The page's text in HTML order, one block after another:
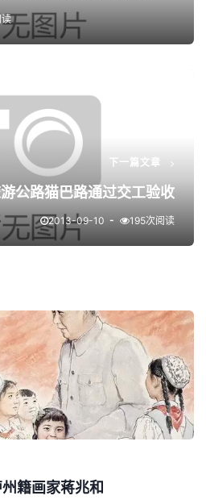
下一篇文章
公路猫巴路通过交工验收
2013-09-10 195次阅读
籍画家蒋兆和